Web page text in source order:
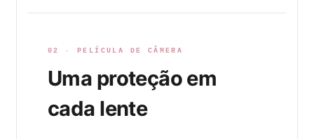
02 · PELÍCULA DE CÂMERA
Uma proteção em
cada lente